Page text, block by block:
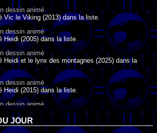
dessin animé
Vic le Viking (2013) dans la liste.
dessin animé
Heidi (2005) dans la liste.
dessin animé
Heidi et le lynx des montagnes (2025) dans la
dessin animé
Heidi (2015) dans la liste.
dessin animé
Heidi (1995) dans la liste.
dessin animé
JOUR